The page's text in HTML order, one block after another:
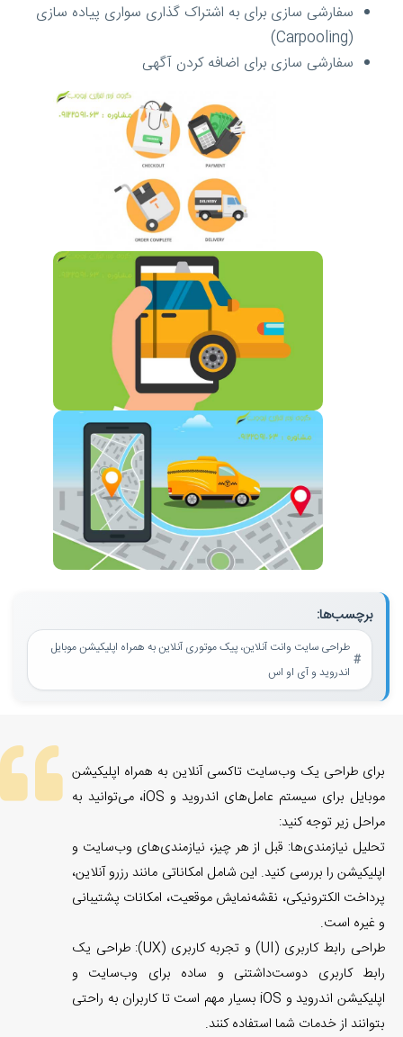
سفارشی سازی برای به اشتراک گذاری سواری پیاده سازی
(Carpooling)
سفارشی سازی برای اضافه کردن آگهی
برچسب‌ها:
طراحی سایت وانت آنلاین، پیک موتوری آنلاین به همراه اپلیکیشن موبایل
اندروید و آی او اس
برای طراحی یک وب‌سایت تاکسی آنلاین به همراه اپلیکیشن
موبایل برای سیستم عامل‌های اندروید و iOS، می‌توانید به
مراحل زیر توجه کنید:
تحلیل نیازمندی‌ها: قبل از هر چیز، نیازمندی‌های وب‌سایت و
اپلیکیشن را بررسی کنید. این شامل امکاناتی مانند رزرو آنلاین،
پرداخت الکترونیکی، نقشه‌نمایش موقعیت، امکانات پشتیبانی
و غیره است.
طراحی رابط کاربری (UI) و تجربه کاربری (UX): طراحی یک
رابط کاربری دوست‌داشتنی و ساده برای وب‌سایت و
اپلیکیشن اندروید و iOS بسیار مهم است تا کاربران به راحتی
بتوانند از خدمات شما استفاده کنند.